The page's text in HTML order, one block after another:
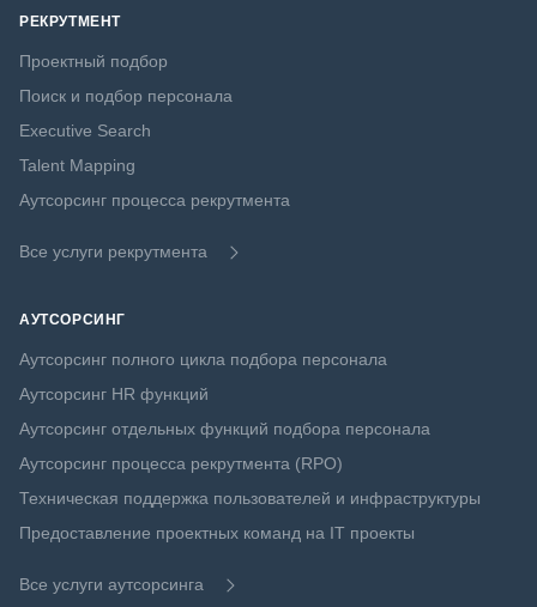
РЕКРУТМЕНТ
Проектный подбор
Поиск и подбор персонала
Executive Search
Talent Mapping
Аутсорсинг процесса рекрутмента
Все услуги рекрутмента
АУТСОРСИНГ
Аутсорсинг полного цикла подбора персонала
Аутсорсинг HR функций
Аутсорсинг отдельных функций подбора персонала
Аутсорсинг процесса рекрутмента (RPO)
Техническая поддержка пользователей и инфраструктуры
Предоставление проектных команд на IT проекты
Все услуги аутсорсинга